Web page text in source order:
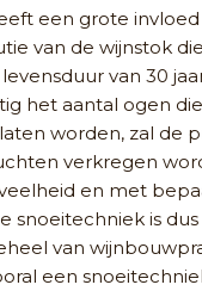
een grote invloed
van de wijnstok
van 30
het aantal ogen
worden, zal de
verkregen
en met
snoeitechniek is
van
een